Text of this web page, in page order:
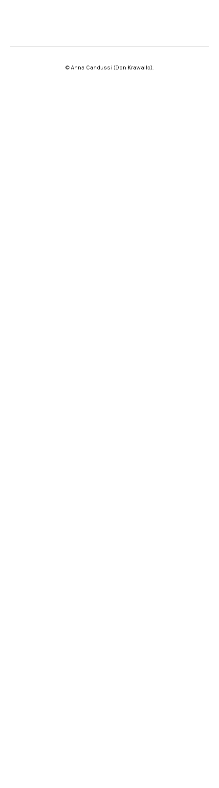
© Anna Candussi (Don Krawallo)